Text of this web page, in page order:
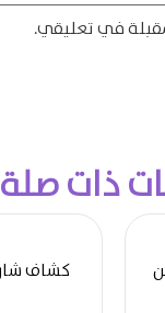
في تعليقي.
ذات صلة
3 سنين